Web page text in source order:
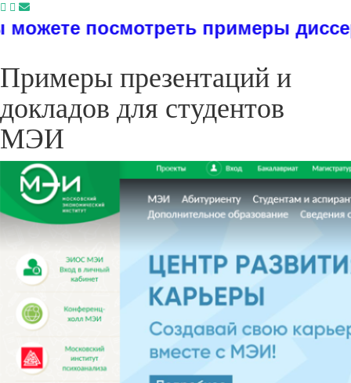
примеры диссертаций,
Примеры презентаций и
докладов для студентов
МЭИ